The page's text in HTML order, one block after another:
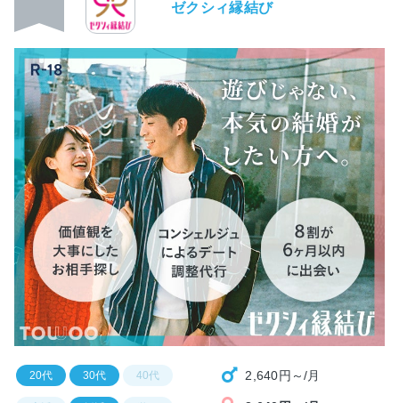
ゼクシィ縁結び
20代 30代 40代 2,640円～/月